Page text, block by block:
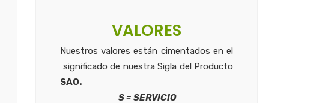
VALORES
Nuestros valores están cimentados en el
significado de nuestra Sigla del Producto
SAO.
S = SERVICIO